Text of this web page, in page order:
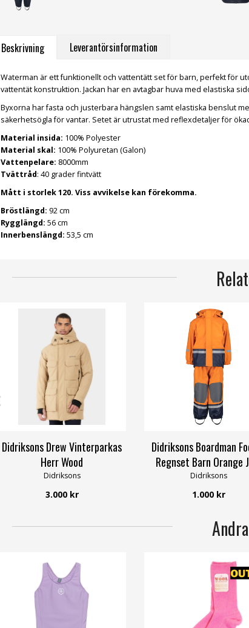
Beskrivning Leverantörsinformation
Waterman är ett funktionellt och vattentätt set för barn, perfekt för
vattentät konstruktion. Jackan har en avtagbar huva med elastiska
Byxorna har fasta och justerbara hängslen samt elastiska benslut
säkerhetsögla för vantar. Setet är utrustat med reflexdetaljer för
Material insida: 100% Polyester
Material skal: 100% Polyuretan (Galon)
Vattenpelare: 8000mm
Tvättråd: 40 grader fintvätt
Mått i storlek 120. Viss avvikelse kan förekomma.
Bröstlängd: 92 cm
Rygglängd: 56 cm
Innerbenslängd: 53,5 cm
Didriksons Drew Vinterparkas
Herr Wood
Didriksons
3.000 kr
Didriksons Boardman
Regnset Barn Orange
Didriksons
1.000 kr